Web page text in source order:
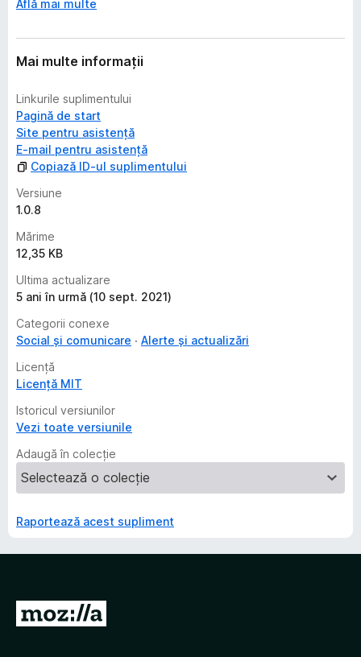
Află mai multe
Mai multe informații
Linkurile suplimentului
Pagină de start
Site pentru asistență
E-mail pentru asistență
Copiază ID-ul suplimentului
Versiune
1.0.8
Mărime
12,35 KB
Ultima actualizare
5 ani în urmă (10 sept. 2021)
Categorii conexe
Social și comunicare
Alerte și actualizări
Licență
Licență MIT
Istoricul versiunilor
Vezi toate versiunile
Adaugă în colecție
Raportează acest supliment
D